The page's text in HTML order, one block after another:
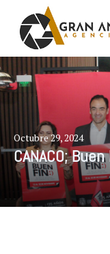
Octubre 29, 2024
CANACO;